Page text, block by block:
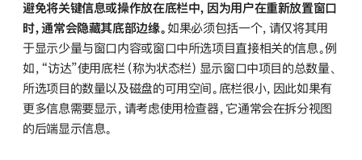
避免将关键信息或操作放在底栏中，因为用户在重新放置窗口
时，通常会隐藏其底部边缘。如果必须包括一个，请仅将其用
于显示少量与窗口内容或窗口中所选项目直接相关的信息。例
如，“访达”使用底栏（称为状态栏）显示窗口中项目的总数量、
所选项目的数量以及磁盘的可用空间。底栏很小，因此如果有
更多信息需要显示，请考虑使用检查器，它通常会在拆分视图
的后端显示信息。